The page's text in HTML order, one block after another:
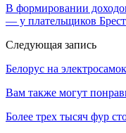
В формировании
— у плательщиков
Следующая запись
Белорус на
Вам также могут
Более трех тысяч фур